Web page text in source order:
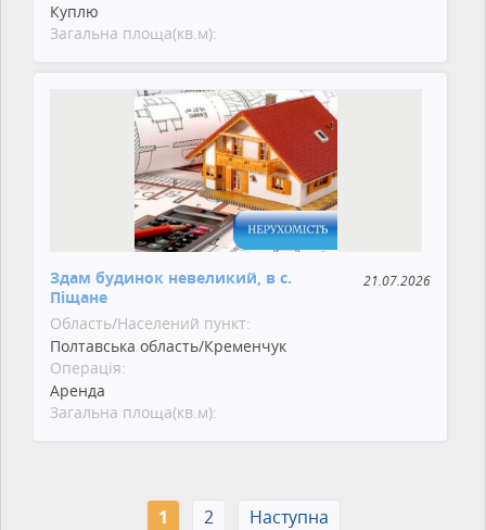
Куплю
Загальна площа(кв.м):
Здам будинок невеликий, в с.
Піщане
21.07.2026
Область/Населений пункт:
Полтавська область/Кременчук
Операція:
Аренда
Загальна площа(кв.м):
1 2 Наступна